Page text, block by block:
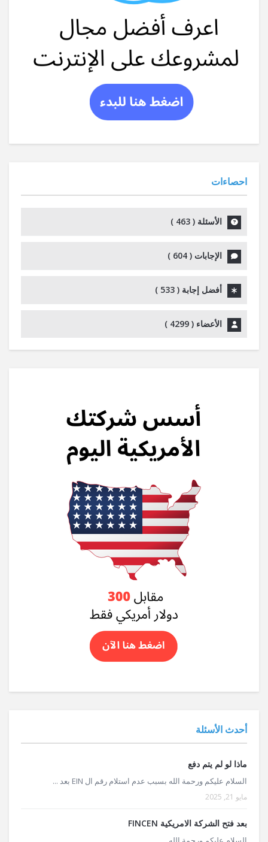
احصاءات
الأسئلة ( 463
)
الإجابات ( 604
)
أفضل إجابة ( 533
)
الأعضاء ( 4299
)
أحدث الأسئلة
ماذا لو لم يتم دفع
السلام عليكم ورحمة الله بسبب عدم استلام رقم ال EIN بعد ...
مايو 21, 2025
بعد فتح الشركة الامريكية FINCEN